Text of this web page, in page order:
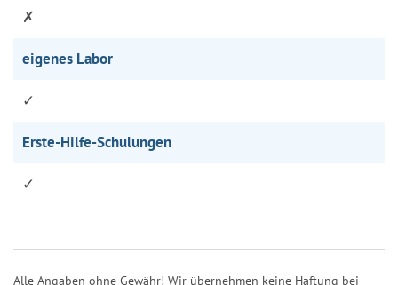
✗
eigenes Labor
✓
Erste-Hilfe-Schulungen
✓
Alle Angaben ohne Gewähr! Wir übernehmen keine Haftung bei